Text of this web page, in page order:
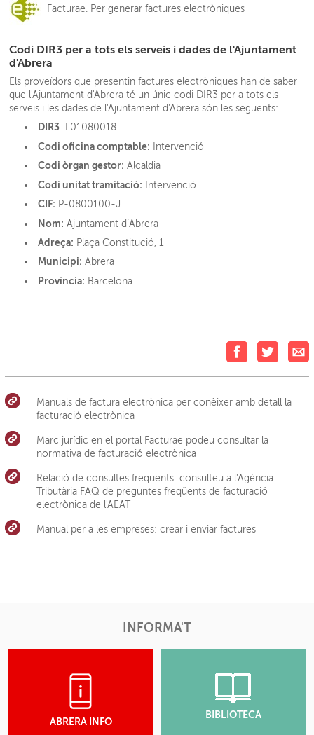
Facturae. Per generar factures electròniques
Codi DIR3 per a tots els serveis i dades de l'Ajuntament
d'Abrera
Els proveïdors que presentin factures electròniques han de saber
que l'Ajuntament d'Abrera té un únic codi DIR3 per a tots els
serveis i les dades de l'Ajuntament d'Abrera són les següents:
DIR3: L01080018
Codi oficina comptable: Intervenció
Codi òrgan gestor: Alcaldia
Codi unitat tramitació: Intervenció
CIF: P-0800100-J
Nom: Ajuntament d’Abrera
Adreça: Plaça Constitució, 1
Municipi: Abrera
Província: Barcelona
Manuals de factura electrònica per conèixer amb detall la
facturació electrònica
Marc jurídic en el portal Facturae podeu consultar la
normativa de facturació electrònica
Relació de consultes freqüents: consulteu a l'Agència
Tributària FAQ de preguntes freqüents de facturació
electrònica de l'AEAT
Manual per a les empreses: crear i enviar factures
INFORMA'T
ABRERA INFO
BIBLIOTECA